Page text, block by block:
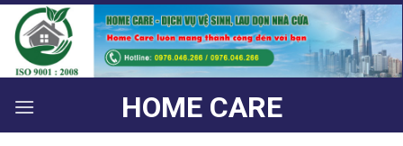
Bỏ
qua
nội
dung
HOME CARE